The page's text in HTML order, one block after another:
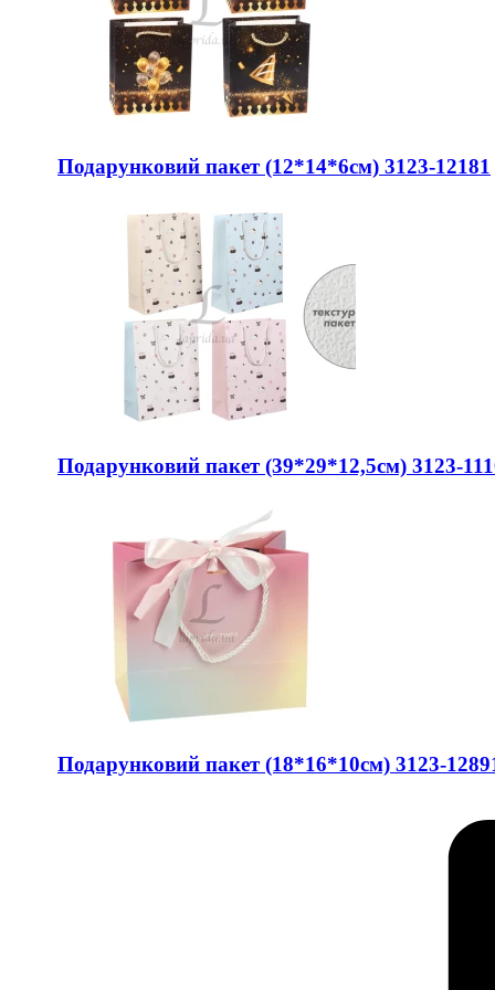
Подарунковий пакет (12*14*6см) 3123-12181
Подарунковий пакет (39*29*12,5см) 3123-
Подарунковий пакет (18*16*10см) 3123-